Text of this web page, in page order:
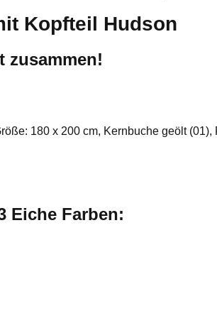
Kopfteil Hudson
zusammen!
180 x 200 cm, Kernbuche geölt (01),
Eiche Farben: